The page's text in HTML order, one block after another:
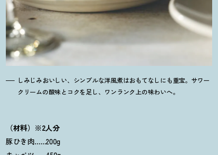
しみじみおいしい、シンプルな洋風煮はおもてなしにも重宝。サワー
クリームの酸味とコクを足し、ワンランク上の味わいへ。
（材料）※2人分
豚ひき肉……200g